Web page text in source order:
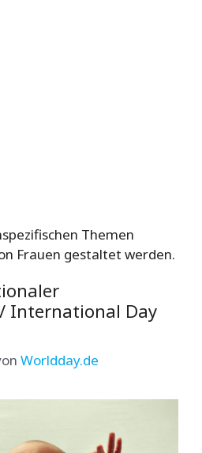
Themen
Frauen gestaltet werden.
International Day
Worldday.de